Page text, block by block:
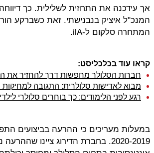
אך עידכנה את התחזית לשלילית. כך
המנכ"ל איציק בנבנישתי. זאת כשברקע
המתחרה סלקום ל-ilA.
קראו עוד בכלכליסט:
חברות הסלולר מחפשות דרך להחזיר את
מבוא לאדישות סלולרית: התגובה למחיקות
רגע לפני הלימודים: כך בוחרים סלולרי לילדים,
2020-2019. בחברת הדירוג ציינו